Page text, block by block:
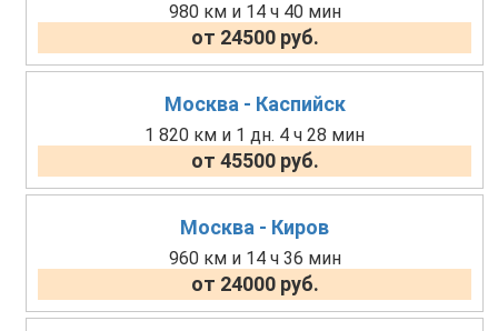
980 км и 14 ч 40 мин
от 24500 руб.
Москва - Каспийск
1 820 км и 1 дн. 4 ч 28 мин
от 45500 руб.
Москва - Киров
960 км и 14 ч 36 мин
от 24000 руб.